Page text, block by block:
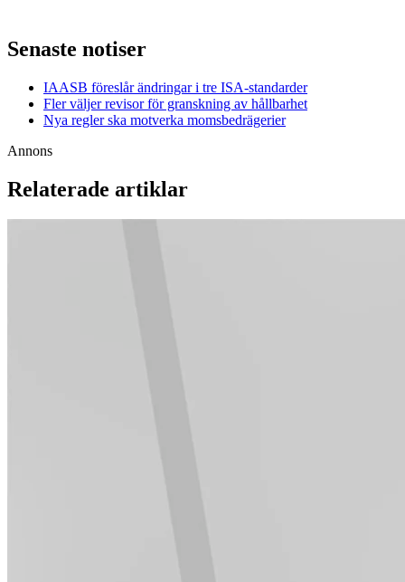
Senaste notiser
IAASB föreslår ändringar i tre ISA-standarder
Fler väljer revisor för granskning av hållbarhet
Nya regler ska motverka momsbedrägerier
Annons
Relaterade artiklar